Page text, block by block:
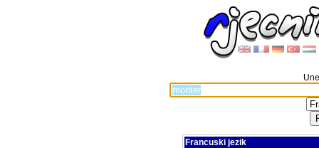
Francuski jezik